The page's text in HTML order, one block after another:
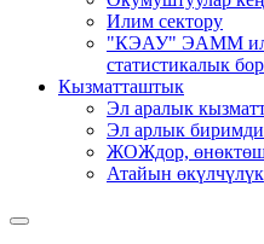
Илим сектору
"КЭАУ" ЭАММ
статистикалык
Кызматташтык
Эл аралык
Эл арлык
ЖОЖдор,
Атайын өкүлчүлүк